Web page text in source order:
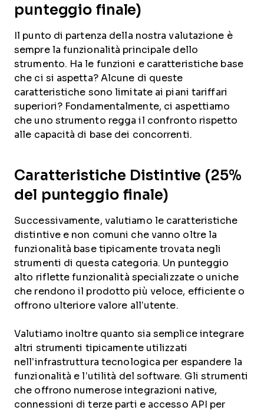
punteggio finale)
Il punto di partenza della nostra valutazione è
sempre la funzionalità principale dello
strumento. Ha le funzioni e caratteristiche base
che ci si aspetta? Alcune di queste
caratteristiche sono limitate ai piani tariffari
superiori? Fondamentalmente, ci aspettiamo
che uno strumento regga il confronto rispetto
alle capacità di base dei concorrenti.
Caratteristiche Distintive (25%
del punteggio finale)
Successivamente, valutiamo le caratteristiche
distintive e non comuni che vanno oltre la
funzionalità base tipicamente trovata negli
strumenti di questa categoria. Un punteggio
alto riflette funzionalità specializzate o uniche
che rendono il prodotto più veloce, efficiente o
offrono ulteriore valore all’utente.
Valutiamo inoltre quanto sia semplice integrare
altri strumenti tipicamente utilizzati
nell’infrastruttura tecnologica per espandere la
funzionalità e l’utilità del software. Gli strumenti
che offrono numerose integrazioni native,
connessioni di terze parti e accesso API per